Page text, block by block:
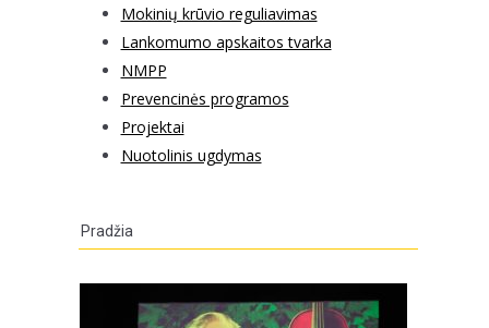
Mokinių krūvio reguliavimas
Lankomumo apskaitos tvarka
NMPP
Prevencinės programos
Projektai
Nuotolinis ugdymas
Pradžia